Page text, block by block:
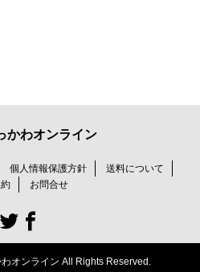
かわオンライン
個人情報保護方針
送料について
お問合せ
オンライン All Rights Reserved.